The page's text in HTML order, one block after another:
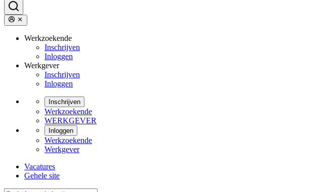
Werkzoekende
Inschrijven
Inloggen
Werkgever
Inschrijven
Inloggen
Inschrijven
Werkzoekende
WERKGEVER
Inloggen
Werkzoekende
Werkgever
Vacatures
Gehele site